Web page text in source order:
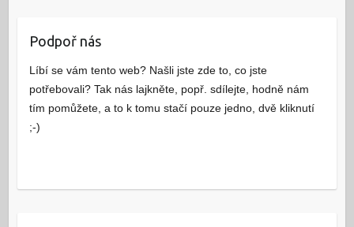
Podpoř nás
Líbí se vám tento web? Našli jste zde to, co jste
potřebovali? Tak nás lajkněte, popř. sdílejte, hodně nám
tím pomůžete, a to k tomu stačí pouze jedno, dvě kliknutí
;-)